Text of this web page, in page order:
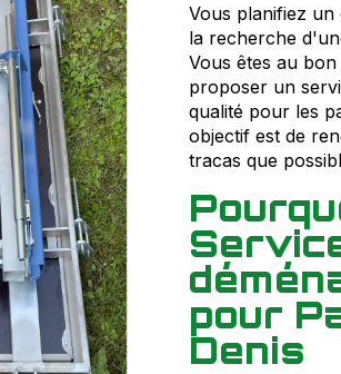
Vous planifiez un
la recherche
Vous êtes au
proposer un
qualité pour les
objectif est de
tracas que
pour
Denis